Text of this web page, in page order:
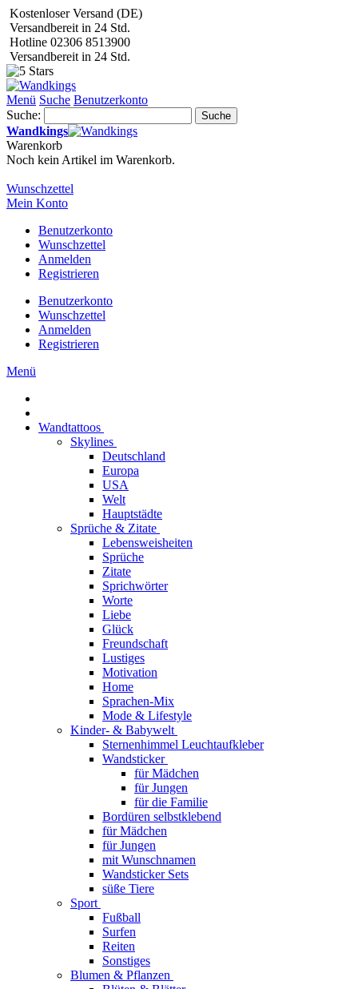
Kostenloser Versand (DE)
Versandbereit in 24 Std.
Hotline 02306 8513900
Versandbereit in 24 Std.
Menü Suche Benutzerkonto
Suche:
Suche
Wandkings
Warenkorb
Noch kein Artikel im Warenkorb.
Wunschzettel
Mein Konto
Benutzerkonto
Wunschzettel
Anmelden
Registrieren
Benutzerkonto
Wunschzettel
Anmelden
Registrieren
Menü
Wandtattoos
Skylines
Deutschland
Europa
USA
Welt
Hauptstädte
Sprüche & Zitate
Lebensweisheiten
Sprüche
Zitate
Sprichwörter
Worte
Liebe
Glück
Freundschaft
Lustiges
Motivation
Home
Sprachen-Mix
Mode & Lifestyle
Kinder- & Babywelt
Sternenhimmel Leuchtaufkleber
Wandsticker
für Mädchen
für Jungen
für die Familie
Bordüren selbstklebend
für Mädchen
für Jungen
mit Wunschnamen
Wandsticker Sets
süße Tiere
Sport
Fußball
Surfen
Reiten
Sonstiges
Blumen & Pflanzen